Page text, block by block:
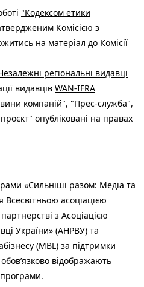
"Кодексом етики
Комісією з
на матеріал до Комісії
регіональні видавці
видавців WAN-IFRA
компаній", "Прес-служба",
опубліковані на правах
«Сильніші разом: Медіа та
Всесвітньою асоціацією
з Асоціацією
України» (АНРВУ) та
(MBL) за підтримки
відображають